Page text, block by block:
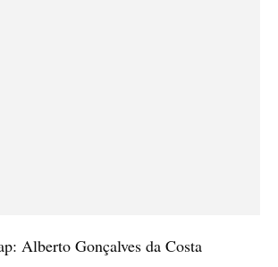
Alberto Gonçalves da Costa